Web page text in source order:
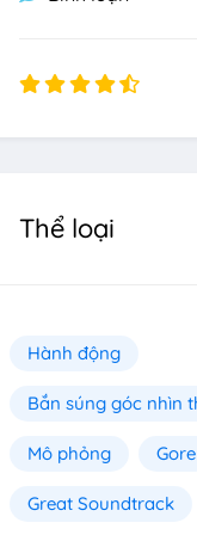
Thể loại
Hành động
Bắn súng góc nhìn
Mô phỏng Gore
Great Soundtrack